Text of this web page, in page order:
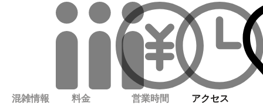
混雑情報 料金 営業時間 アクセス